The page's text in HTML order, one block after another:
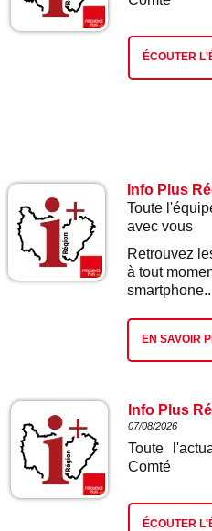
ÉCOUTER
Info Plus
Toute
avec vous
Retrouvez
à tout
EN SAVOIR
Info Plus
07/08/2026
Toute
Comté
ÉCOUTER